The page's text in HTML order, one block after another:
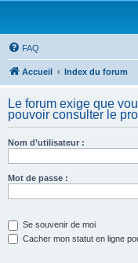
FAQ
Accueil Index du forum
Le forum exige que
pouvoir consulter le
Nom d’utilisateur :
Mot de passe :
Se souvenir de moi
Cacher mon statut en ligne